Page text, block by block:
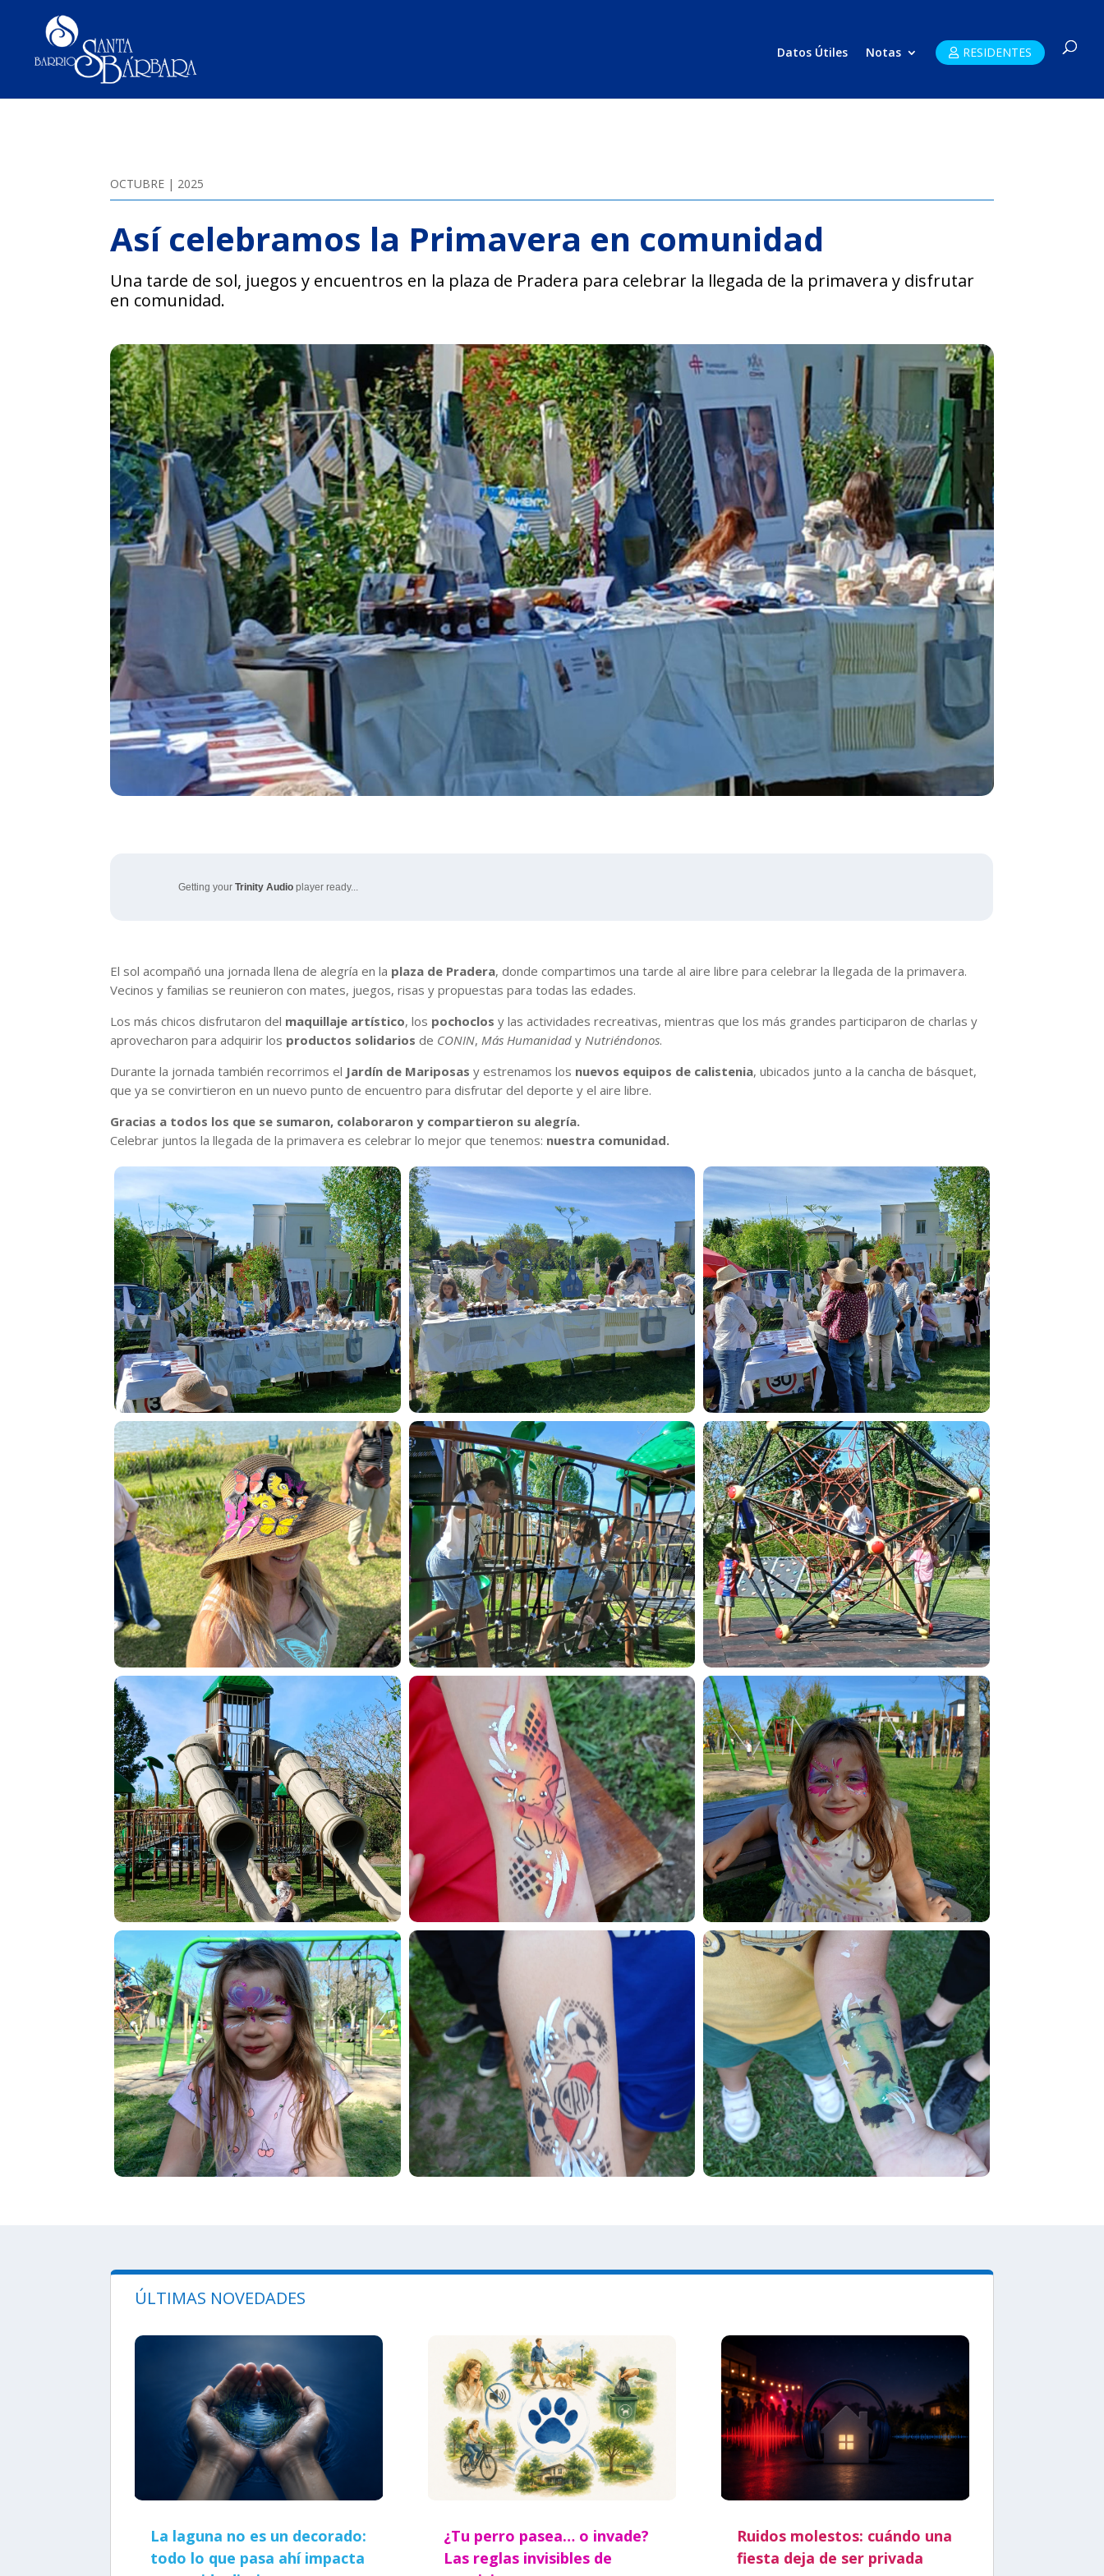
Datos Útiles Notas RESIDENTES
OCTUBRE | 2025
Así celebramos la Primavera en comunidad
Una tarde de sol, juegos y encuentros en la plaza de Pradera para celebrar la llegada de la primavera y disfrutar
en comunidad.
Getting yourTrinity Audio player ready...
El sol acompañó una jornada llena de alegría en la plaza de Pradera, donde compartimos una tarde al aire libre para celebrar la llegada de la primavera.
Vecinos y familias se reunieron con mates, juegos, risas y propuestas para todas las edades.
Los más chicos disfrutaron del maquillaje artístico, los pochoclos y las actividades recreativas, mientras que los más grandes participaron de charlas y
aprovecharon para adquirir los productos solidarios de CONIN,Más Humanidad yNutriéndonos.
Durante la jornada también recorrimos el Jardín de Mariposas y estrenamos los nuevos equipos de calistenia, ubicados junto a la cancha de básquet,
que ya se convirtieron en un nuevo punto de encuentro para disfrutar del deporte y el aire libre.
Gracias a todos los que se sumaron, colaboraron y compartieron su alegría.
Celebrar juntos la llegada de la primavera es celebrar lo mejor que tenemos: nuestra comunidad.
ÚLTIMAS NOVEDADES
La laguna no es un decorado:
todo lo que pasa ahí impacta
¿Tu perro pasea… o invade?
Las reglas invisibles de
Ruidos molestos: cuándo una
fiesta deja de ser privada